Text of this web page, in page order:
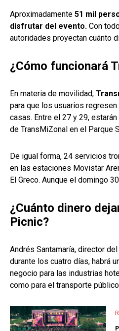
Aproximadamente 51 mil
disfrutar del evento. Con
autoridades proyectan cuánto
¿Cómo funcionará
En materia de movilidad,
para que los usuarios
casas. Entre el 27 y 29,
de TransMiZonal en el Parque
De igual forma, 24 servicios
en las estaciones Movistar
El Greco. Aunque el domingo
¿Cuánto dinero
Picnic?
Andrés Santamaría, director
durante los cuatro días, habrá
negocio para las industrias
como para el transporte